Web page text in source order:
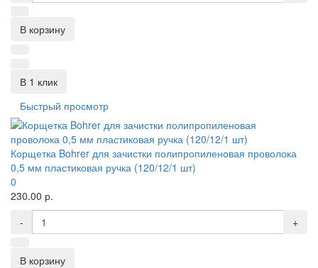
В корзину
В 1 клик
Быстрый просмотр
Корщетка Bohrer для зачистки полипропиленовая проволока
0,5 мм пластиковая ручка (120/12/1 шт)
0
230.00 р.
-
+
В корзину